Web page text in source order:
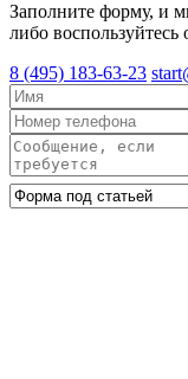
Заполните форму, и
либо воспользуйтесь
8 (495) 183-63-23